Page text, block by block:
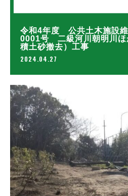
令和4年度 公共土木施設
0001号 二級河川朝明川ほ
積土砂撤去）工事
2024.04.27